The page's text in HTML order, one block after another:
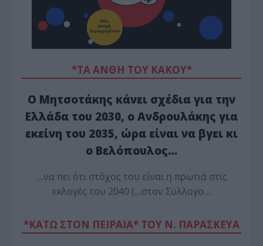
*ΤΑ ΆΝΘΗ ΤΟΥ ΚΑΚΟΎ*
Ο Μητσοτάκης κάνει σχέδια για την
Ελλάδα του 2030, ο Ανδρουλάκης για
εκείνη του 2035, ώρα είναι να βγει κι
ο Βελόπουλος…
…να πει ότι στόχος του είναι η πρωτιά στις
εκλογές του 2040 (…στον Σύλλογο…
*ΚΑΤΩ ΣΤΟΝ ΠΕΙΡΑΙΑ* ΤΟΥ Ν. ΠΑΡΑΣΚΕΥΑ